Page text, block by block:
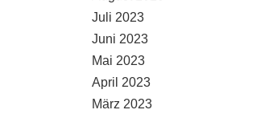
Juli 2023
Juni 2023
Mai 2023
April 2023
März 2023